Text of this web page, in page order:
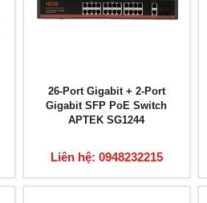
26-Port Gigabit + 2-Port
Gigabit SFP PoE Switch
APTEK SG1244
Liên hệ: 0948232215